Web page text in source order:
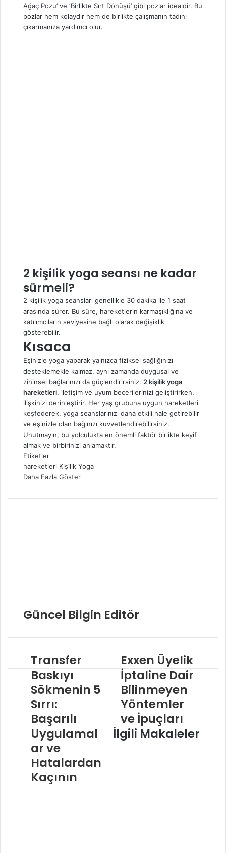
Ağaç Pozu’ ve ‘Birlikte Sırt Dönüşü’ gibi pozlar idealdir. Bu
pozlar hem kolaydır hem de birlikte çalışmanın tadını
çıkarmanıza yardımcı olur.
2 kişilik yoga seansı ne kadar
sürmeli?
2 kişilik yoga seansları genellikle 30 dakika ile 1 saat
arasında sürer. Bu süre, hareketlerin karmaşıklığına ve
katılımcıların seviyesine bağlı olarak değişiklik
gösterebilir.
Kısaca
Eşinizle yoga yaparak yalnızca fiziksel sağlığınızı
desteklemekle kalmaz, aynı zamanda duygusal ve
zihinsel bağlarınızı da güçlendirirsiniz. 2 kişilik yoga
hareketleri, iletişim ve uyum becerilerinizi geliştirirken,
ilişkinizi derinleştirir. Her yaş grubuna uygun hareketleri
keşfederek, yoga seanslarınızı daha etkili hale getirebilir
ve eşinizle olan bağınızı kuvvetlendirebilirsiniz.
Unutmayın, bu yolculukta en önemli faktör birlikte keyif
almak ve birbirinizi anlamaktır.
Etiketler
hareketleri Kişilik Yoga
Daha Fazla Göster
Güncel Bilgin Editör
Transfer
Baskıyı
Sökmenin 5
Sırrı:
Başarılı
Uygulamal
ar ve
Hatalardan
Kaçının
Exxen Üyelik
İptaline Dair
Bilinmeyen
Yöntemler
ve İpuçları
İlgili Makaleler